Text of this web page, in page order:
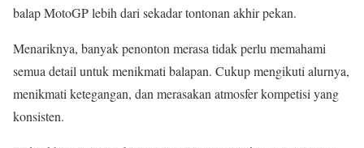
balap MotoGP lebih dari sekadar tontonan akhir pekan.
Menariknya, banyak penonton merasa tidak perlu memahami
semua detail untuk menikmati balapan. Cukup mengikuti alurnya,
menikmati ketegangan, dan merasakan atmosfer kompetisi yang
konsisten.